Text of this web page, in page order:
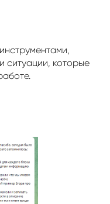
ситуации, которые